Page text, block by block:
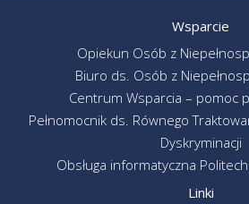
Wsparcie
Opiekun Osób z
Biuro ds. Osób z
Centrum Wsparcia – pomoc
Pełnomocnik ds. Równego
Dyskryminacji
Obsługa informatyczna
Linki